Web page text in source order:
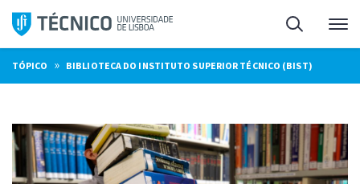
Saltar
para
o
conteúdo
Pesquisa
TÓPICO » BIBLIOTECA DO INSTITUTO SUPERIOR TÉCNICO (BIST)